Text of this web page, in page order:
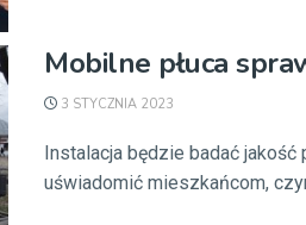
Mobilne płuca
3 STYCZNIA 2023
Instalacja będzie badać
uświadomić mieszkańcom,